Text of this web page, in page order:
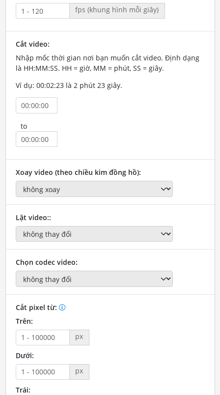
fps (khung hình mỗi giây)
Cắt video:
Nhập mốc thời gian nơi bạn muốn cắt video. Định dạng
là HH:MM:SS. HH = giờ, MM = phút, SS = giây.
Ví dụ: 00:02:23 là 2 phút 23 giây.
to
Xoay video (theo chiều kim đồng hồ):
Lật video::
Chọn codec video:
Cắt pixel từ:
Trên:
px
Dưới:
px
Trái: